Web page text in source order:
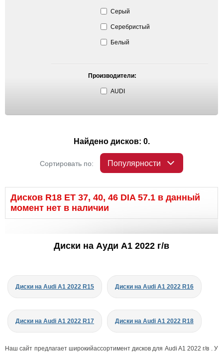
Серый
Серебристый
Белый
Производители:
AUDI
Найдено дисков: 0.
Сортировать по: Популярности
Дисков R18 ET 37, 40, 46 DIA 57.1 в данный
момент нет в наличии
Диски на Ауди A1 2022 г/в
Диски на Audi A1 2022 R15 Диски на Audi A1 2022 R16
Диски на Audi A1 2022 R17 Диски на Audi A1 2022 R18
Наш сайт предлагает широкийассортимент дисков для Audi A1 2022 г/в . У